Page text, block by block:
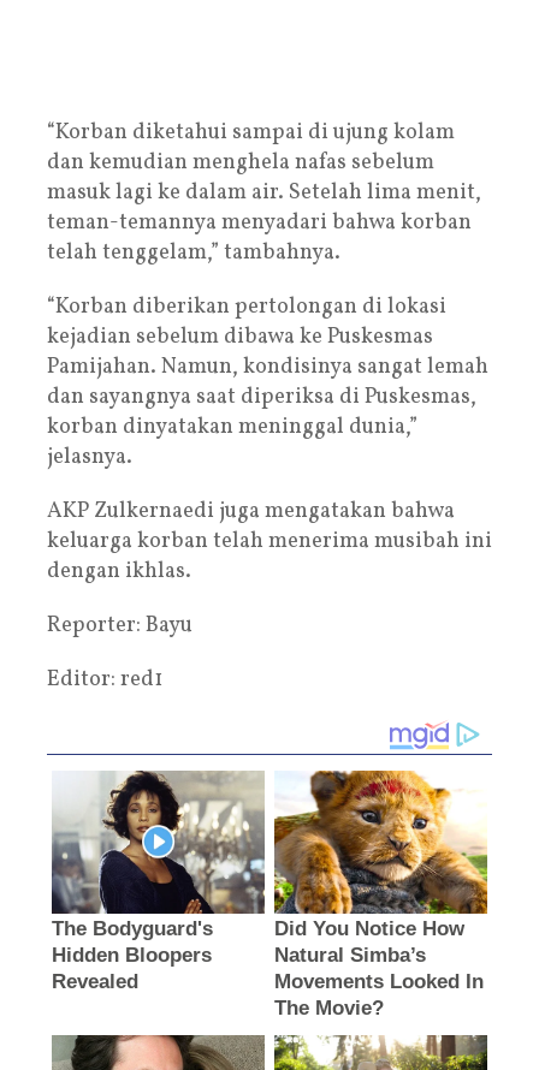
“Korban diketahui sampai di ujung kolam
dan kemudian menghela nafas sebelum
masuk lagi ke dalam air. Setelah lima menit,
teman-temannya menyadari bahwa korban
telah tenggelam,” tambahnya.
“Korban diberikan pertolongan di lokasi
kejadian sebelum dibawa ke Puskesmas
Pamijahan. Namun, kondisinya sangat lemah
dan sayangnya saat diperiksa di Puskesmas,
korban dinyatakan meninggal dunia,”
jelasnya.
AKP Zulkernaedi juga mengatakan bahwa
keluarga korban telah menerima musibah ini
dengan ikhlas.
Reporter: Bayu
Editor: red1